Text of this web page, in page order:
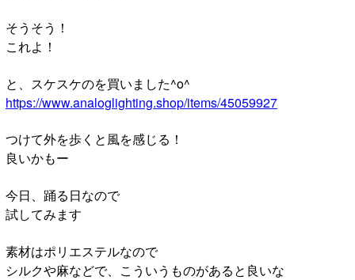
そうそう！
これよ！
と、スケスケのを買いました^o^
https://www.analoglighting.shop/items/45059927
つけて外を歩くと風を感じる！
良いかもー
今日、踊る日なので
試してみます
素材はポリエステルなので
シルクや麻などで、こういうものがあると良いな